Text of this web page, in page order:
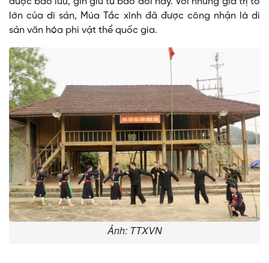
lớn của di sản, Múa Tắc xình đã được công nhận là di
sản văn hóa phi vật thể quốc gia.
Ảnh: TTXVN